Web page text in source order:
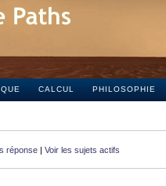
CALCUL PHILOSOPHIE
réponse | Voir les sujets actifs